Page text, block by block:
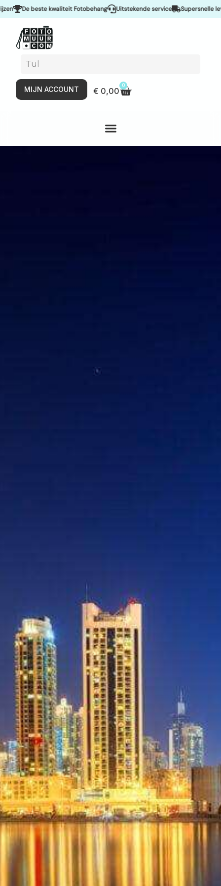
De beste kwaliteit Fotobehang Uitstekende service Supersnelle
MIJN ACCOUNT € 0,00
0